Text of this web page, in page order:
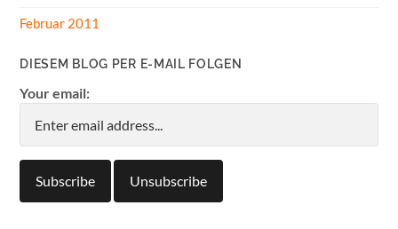
Februar 2011
DIESEM BLOG PER E-MAIL FOLGEN
Your email: